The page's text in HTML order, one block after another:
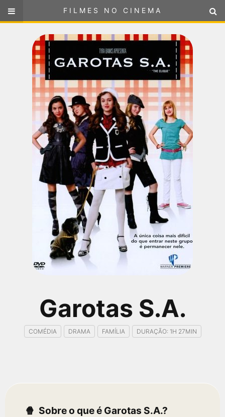
FILMES NO CINEMA
ou selecione sua localização
Garotas S.A.
COMÉDIA DRAMA FAMÍLIA DURAÇÃO: 1H 27MIN
Sobre o que é Garotas S.A.?
FILMES NO CINEMA
SELECIONE SUA LOCALIZAÇÃO
FILMES EM CARTAZ
PRÓXIMOS LANÇAMENTOS
GÊNEROS
NOTÍCIAS
PÁGINA INICIAL
FilmesNoCinema.com.bré o maior localizador de filmes e
sessões de cinema no Brasil. Através dele, você pode
encontrar os filmes no cinema mais próximos a você ou a
qualquer cidade em território brasileiro. Você pode também
acessar informações sobre cinemas, horários, assistir aos
trailers e muito mais.